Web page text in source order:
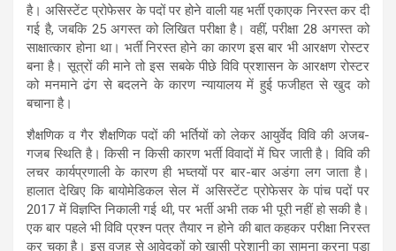
है। असिस्टेंट प्रोफेसर के पदों पर होने वाली यह भर्ती एकाएक निरस्त कर दी
गई है, जबकि 25 अगस्त को लिखित परीक्षा है। वहीं, परीक्षा 28 अगस्त को
साक्षात्कार होना था। भर्ती निरस्त होने का कारण इस बार भी आरक्षण रोस्टर
बना है। सूत्रों की माने तो इस सबके पीछे विवि प्रशासन के आरक्षण रोस्टर
को मनमाने ढंग से बदलने के कारण न्यायालय में हुई फजीहत से खुद को
बचाना है।
शैक्षणिक व गैर शैक्षणिक पदों की भर्तियों को लेकर आयुर्वेद विवि की अजब-
गजब स्थिति है। किसी न किसी कारण भर्ती विवादों में घिर जाती है। विवि की
लचर कार्यप्रणाली के कारण ही भघ्तयों पर बार-बार अडंगा लग जाता है।
हालात देखिए कि बायोमेडिकल सेल में असिस्टेंट प्रोफेसर के पांच पदों पर
2017 में विज्ञप्ति निकाली गई थी, पर भर्ती अभी तक भी पूरी नहीं हो सकी है।
एक बार पहले भी विवि प्रश्न पत्र तैयार न होने की बात कहकर परीक्षा निरस्त
कर चुका है। इस वजह से आवेदकों को खासी परेशानी का सामना करना पड़ा